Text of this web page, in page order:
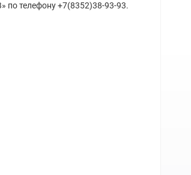
по телефону +7(8352)38-93-93.